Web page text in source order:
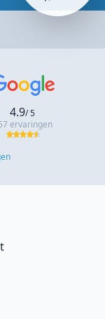
4.9/ 5
ervaringen